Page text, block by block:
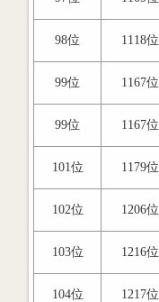
98位 1118位
99位 1167位
99位 1167位
101位 1179位
102位 1206位
103位 1216位
104位 1217位